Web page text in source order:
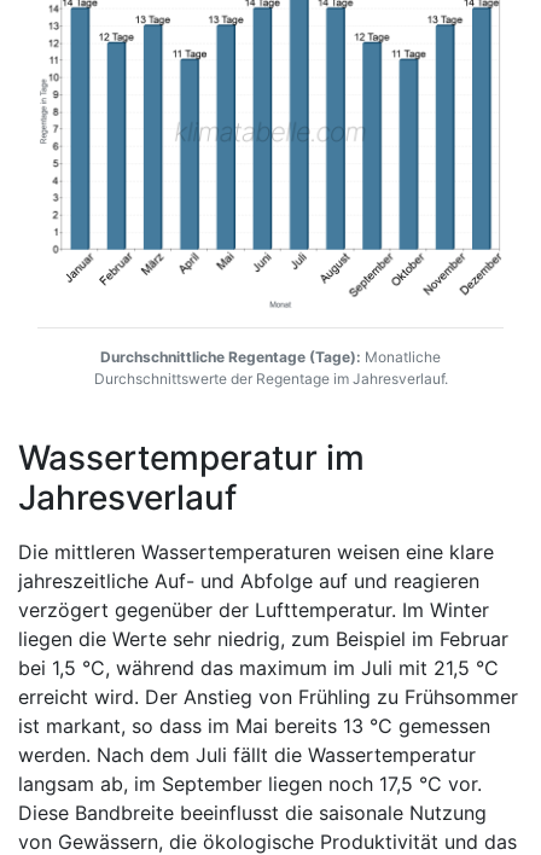
Durchschnittliche Regentage (Tage): Monatliche
Durchschnittswerte der Regentage im Jahresverlauf.
Wassertemperatur im
Jahresverlauf
Die mittleren Wassertemperaturen weisen eine klare
jahreszeitliche Auf- und Abfolge auf und reagieren
verzögert gegenüber der Lufttemperatur. Im Winter
liegen die Werte sehr niedrig, zum Beispiel im Februar
bei 1,5 °C, während das maximum im Juli mit 21,5 °C
erreicht wird. Der Anstieg von Frühling zu Frühsommer
ist markant, so dass im Mai bereits 13 °C gemessen
werden. Nach dem Juli fällt die Wassertemperatur
langsam ab, im September liegen noch 17,5 °C vor.
Diese Bandbreite beeinflusst die saisonale Nutzung
von Gewässern, die ökologische Produktivität und das